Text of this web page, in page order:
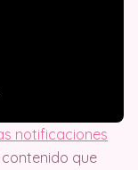
notificaciones
que